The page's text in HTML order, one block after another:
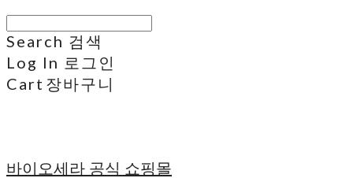
Search 검색
Log In 로그인
Cart 장바구니
바이오세라 공식 쇼핑몰